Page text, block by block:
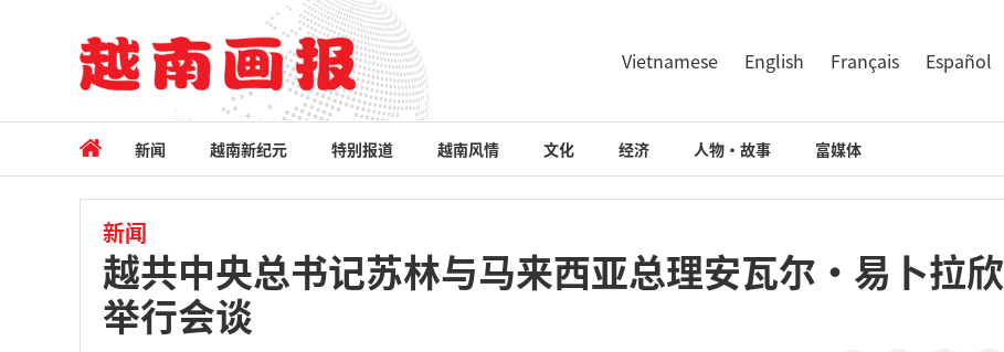
Vietnamese English Français Español
新闻 越南新纪元 特别报道 越南风情 文化 经济 人物·故事 富媒体
新闻
越共中央总书记苏林与马来西亚总理安瓦尔·易卜拉欣
举行会谈